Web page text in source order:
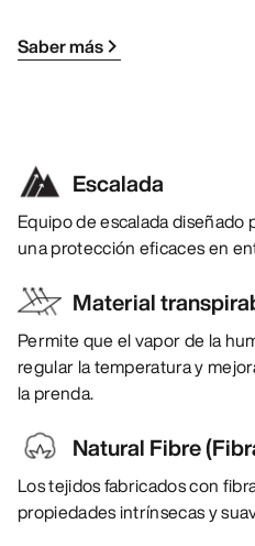
Saber más
Escalada
Equipo de escalada
una protección eficaces en
Material
Permite que el vapor de la
regular la temperatura y
la prenda.
Natural Fibre
Los tejidos fabricados con
propiedades intrínsecas y